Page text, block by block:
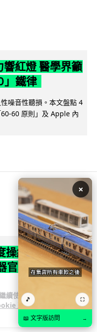
續使用
政
紅燈 醫學界籲
」鐵律
噪音性聽損。本文盤點 4
60 原則」及 Apple 內
操練 成都男
官衰竭
計劃，45 日內減去約 20
性膿毒症、膿毒性休克
×
🎵 ⛶
📖 文字版訪問 →